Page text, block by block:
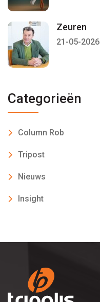
Zeuren
21-05-2026
Categorieën
Column Rob
Tripost
Nieuws
Insight